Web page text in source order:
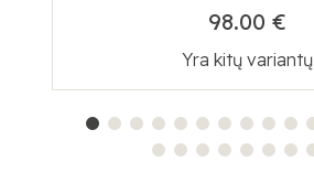
98.00 €
Yra kitų variantų